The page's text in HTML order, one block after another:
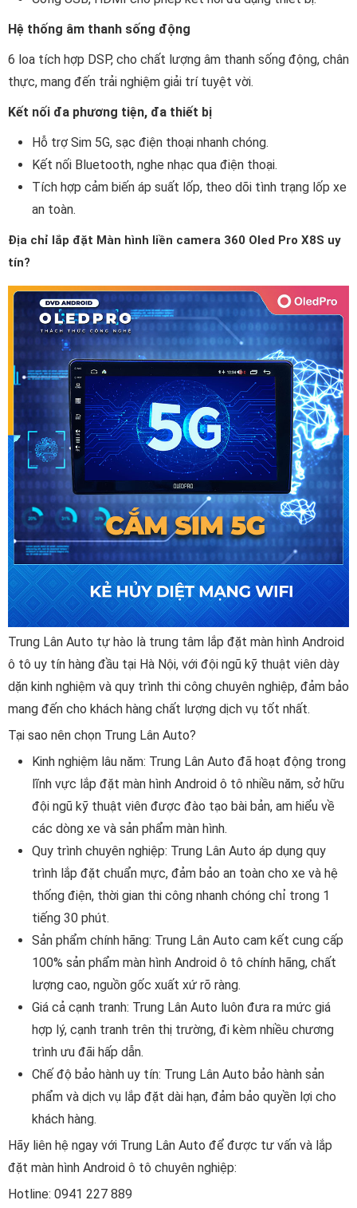
Hệ thống âm thanh sống động
6 loa tích hợp DSP, cho chất lượng âm thanh sống động, chân
thực, mang đến trải nghiệm giải trí tuyệt vời.
Kết nối đa phương tiện, đa thiết bị
Hỗ trợ Sim 5G, sạc điện thoại nhanh chóng.
Kết nối Bluetooth, nghe nhạc qua điện thoại.
Tích hợp cảm biến áp suất lốp, theo dõi tình trạng lốp xe
an toàn.
Địa chỉ lắp đặt Màn hình liền camera 360 Oled Pro X8S uy
tín?
Trung Lân Auto tự hào là trung tâm lắp đặt màn hình Android
ô tô uy tín hàng đầu tại Hà Nội, với đội ngũ kỹ thuật viên dày
dặn kinh nghiệm và quy trình thi công chuyên nghiệp, đảm bảo
mang đến cho khách hàng chất lượng dịch vụ tốt nhất.
Tại sao nên chọn Trung Lân Auto?
Kinh nghiệm lâu năm: Trung Lân Auto đã hoạt động trong
lĩnh vực lắp đặt màn hình Android ô tô nhiều năm, sở hữu
đội ngũ kỹ thuật viên được đào tạo bài bản, am hiểu về
các dòng xe và sản phẩm màn hình.
Quy trình chuyên nghiệp: Trung Lân Auto áp dụng quy
trình lắp đặt chuẩn mực, đảm bảo an toàn cho xe và hệ
thống điện, thời gian thi công nhanh chóng chỉ trong 1
tiếng 30 phút.
Sản phẩm chính hãng: Trung Lân Auto cam kết cung cấp
100% sản phẩm màn hình Android ô tô chính hãng, chất
lượng cao, nguồn gốc xuất xứ rõ ràng.
Giá cả cạnh tranh: Trung Lân Auto luôn đưa ra mức giá
hợp lý, cạnh tranh trên thị trường, đi kèm nhiều chương
trình ưu đãi hấp dẫn.
Chế độ bảo hành uy tín: Trung Lân Auto bảo hành sản
phẩm và dịch vụ lắp đặt dài hạn, đảm bảo quyền lợi cho
khách hàng.
Hãy liên hệ ngay với Trung Lân Auto để được tư vấn và lắp
đặt màn hình Android ô tô chuyên nghiệp:
Hotline: 0941 227 889